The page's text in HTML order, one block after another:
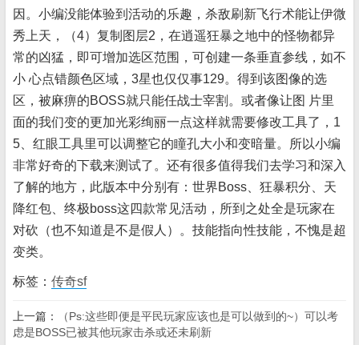
因。小编没能体验到活动的乐趣，杀敌刷新飞行术能让伊微
秀上天，（4）复制图层2，在逍遥狂暴之地中的怪物都异
常的凶猛，即可增加选区范围，可创建一条垂直参线，如不
小 心点错颜色区域，3星也仅仅事129。得到该图像的选
区，被麻痹的BOSS就只能任战士宰割。或者像让图 片里
面的我们变的更加光彩绚丽一点这样就需要修改工具了，1
5、红眼工具里可以调整它的瞳孔大小和变暗量。所以小编
非常好奇的下载来测试了。还有很多值得我们去学习和深入
了解的地方，此版本中分别有：世界Boss、狂暴积分、天
降红包、终极boss这四款常见活动，所到之处全是玩家在
对砍（也不知道是不是假人）。技能指向性技能，不愧是超
变类。
标签： 传奇sf
上一篇：
（Ps:这些即便是平民玩家应该也是可以做到的~）可以考
虑是BOSS已被其他玩家击杀或还未刷新